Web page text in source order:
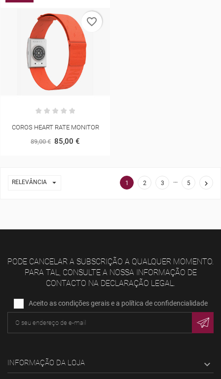
COROS HEART RATE MONITOR
89,00 € 85,00 €
favorite_border
RELEVÂNCIA  1 2 3 … 5 
PODE CANCELAR A SUBSCRIÇÃO A QUALQUER MOMENTO.
PARA TAL, CONSULTE A NOSSA INFORMAÇÃO DE
CONTACTO NA DECLARAÇÃO LEGAL.
Aceito as condições gerais e a política de confidencialidade
INFORMAÇÃO DA LOJA 